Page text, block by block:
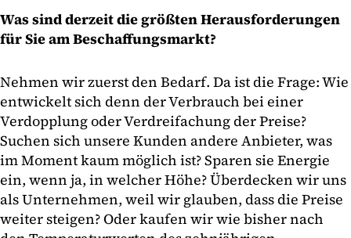
Was sind derzeit die größten Herausforderungen
für Sie am Beschaffungsmarkt?
Nehmen wir zuerst den Bedarf. Da ist die Frage: Wie
entwickelt sich denn der Verbrauch bei einer
Verdopplung oder Verdreifachung der Preise?
Suchen sich unsere Kunden andere Anbieter, was
im Moment kaum möglich ist? Sparen sie Energie
ein, wenn ja, in welcher Höhe? Überdecken wir uns
als Unternehmen, weil wir glauben, dass die Preise
weiter steigen? Oder kaufen wir wie bisher nach